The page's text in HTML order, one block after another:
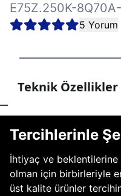
E75Z.250K-
5 Yorum
Teknik Özellikler
Tercihlerinle
İhtiyaç ve
olman için birbirleriyle
üst kalite ürünler